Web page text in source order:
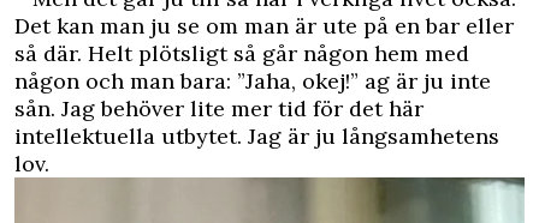
Det kan man ju se om man är ute på en bar eller
så där. Helt plötsligt så går någon hem med
någon och man bara: ”Jaha, okej!” ag är ju inte
sån. Jag behöver lite mer tid för det här
intellektuella utbytet. Jag är ju långsamhetens
lov.